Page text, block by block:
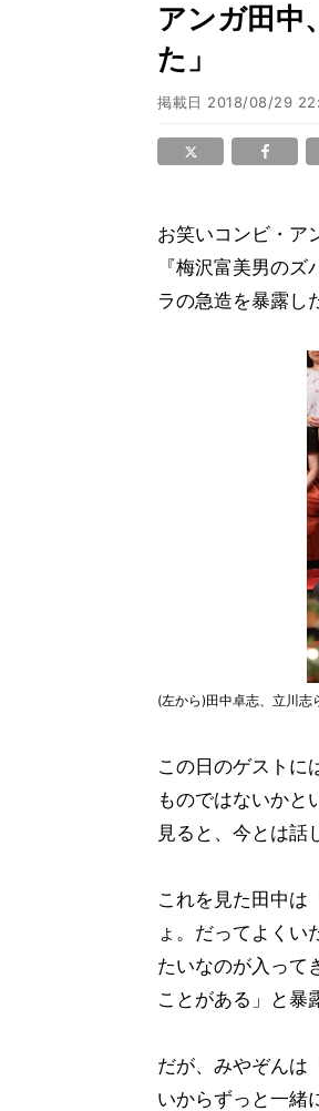
アンガ田中
た」
掲載日 2018/08/29
お笑いコンビ・ア
『梅沢富美男の
ラの急造を暴露し
(左から)田中卓志、立川
この日のゲストに
ものではないかと
見ると、今とは話
これを見た田中は
ょ。だってよくい
たいなのが入って
ことがある」と暴
だが、みやぞんは
いからずっと一緒